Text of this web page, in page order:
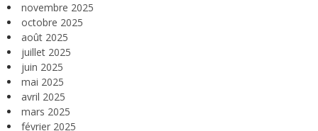
novembre 2025
octobre 2025
août 2025
juillet 2025
juin 2025
mai 2025
avril 2025
mars 2025
février 2025